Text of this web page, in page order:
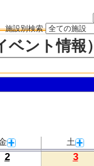
施設別検索
ント情報）
土
2 3